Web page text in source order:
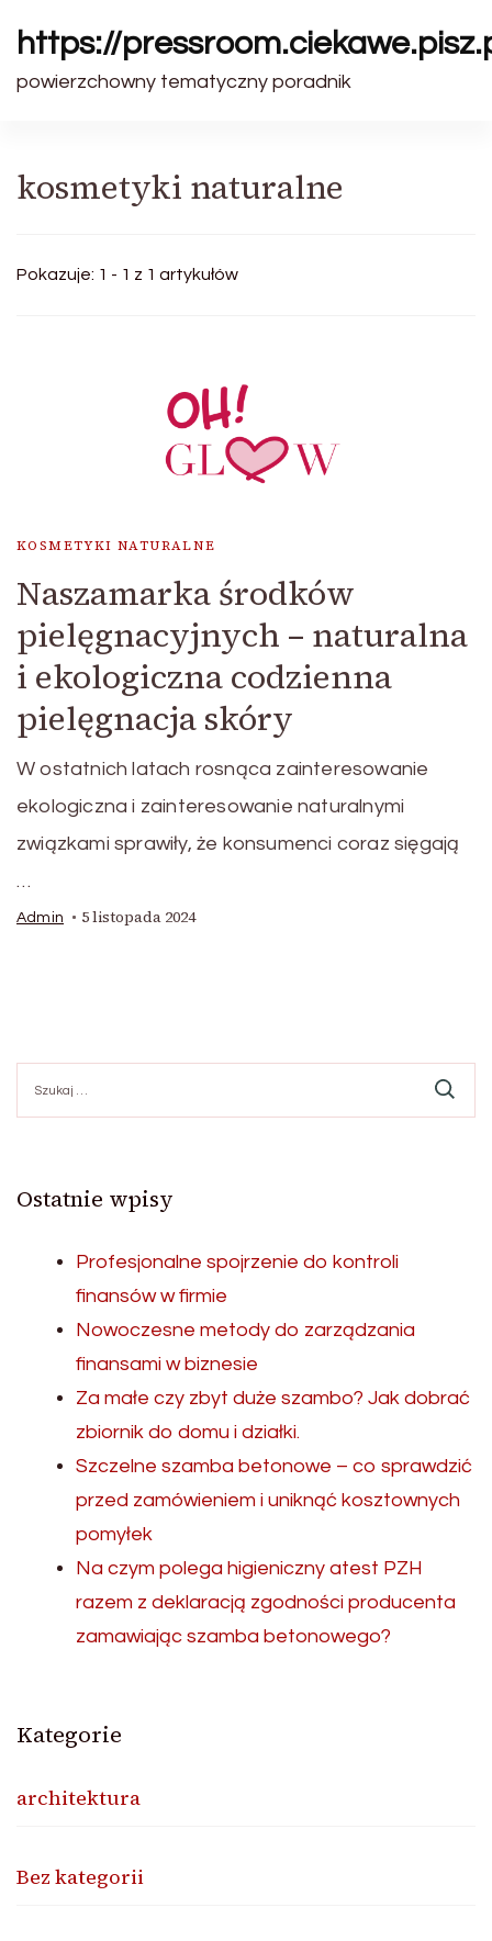
https://
powierzchowny tematyczny poradnik
kosmetyki naturalne
Pokazuje: 1 - 1 z 1 artykułów
KOSMETYKI NATURALNE
Naszamarka środków
pielęgnacyjnych – naturalna
i ekologiczna codzienna
pielęgnacja skóry
W ostatnich latach rosnąca zainteresowanie
ekologiczna i zainteresowanie naturalnymi
związkami sprawiły, że konsumenci coraz sięgają
…
Admin 5 listopada 2024
Ostatnie wpisy
Profesjonalne spojrzenie do kontroli
finansów w firmie
Nowoczesne metody do zarządzania
finansami w biznesie
Za małe czy zbyt duże szambo? Jak dobrać
zbiornik do domu i działki.
Szczelne szamba betonowe – co sprawdzić
przed zamówieniem i uniknąć kosztownych
pomyłek
Na czym polega higieniczny atest PZH
razem z deklaracją zgodności producenta
zamawiając szamba betonowego?
Kategorie
architektura
Bez kategorii